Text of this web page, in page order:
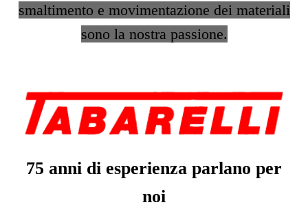
smaltimento e movimentazione dei materiali
sono la nostra passione.
75 anni di esperienza parlano per
noi